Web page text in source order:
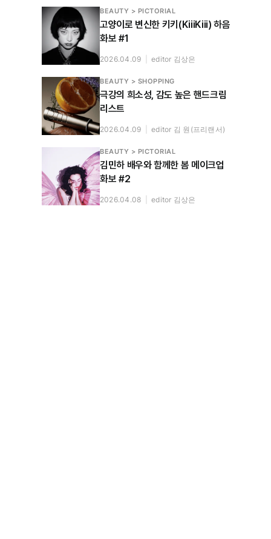
BEAUTY > PICTORIAL
고양이로 변신한 키키(KiiiKiii) 하음
화보 #1
2026.04.09 editor 김상은
BEAUTY > SHOPPING
극강의 희소성, 감도 높은 핸드크림
리스트
2026.04.09 editor 김 원(프리랜서)
BEAUTY > PICTORIAL
김민하 배우와 함께한 봄 메이크업
화보 #2
2026.04.08 editor 김상은